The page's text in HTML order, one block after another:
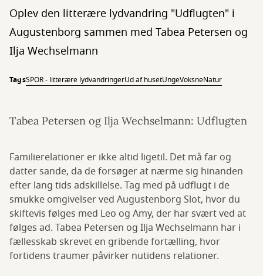
Oplev den litterære lydvandring "Udflugten" i
Augustenborg sammen med Tabea Petersen og
Ilja Wechselmann
TagsSPOR - litterære lydvandringerUd af husetUngeVoksneNatur
Tabea Petersen og Ilja Wechselmann: Udflugten
Familierelationer er ikke altid ligetil. Det må far og
datter sande, da de forsøger at nærme sig hinanden
efter lang tids adskillelse. Tag med på udflugt i de
smukke omgivelser ved Augustenborg Slot, hvor du
skiftevis følges med Leo og Amy, der har svært ved at
følges ad. Tabea Petersen og Ilja Wechselmann har i
fællesskab skrevet en gribende fortælling, hvor
fortidens traumer påvirker nutidens relationer.